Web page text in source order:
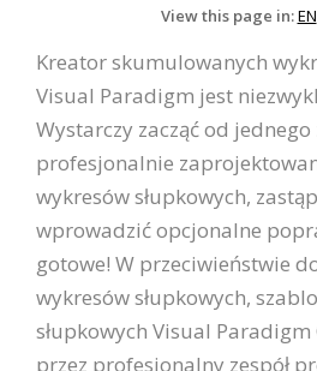
View this page in:EN
Kreator skumulowanych
Visual Paradigm jest
Wystarczy zacząć od jednego
profesjonalnie
wykresów słupkowych,
wprowadzić opcjonalne
gotowe! W przeciwieństwie
wykresów słupkowych,
słupkowych Visual
przez profesjonalny zespół